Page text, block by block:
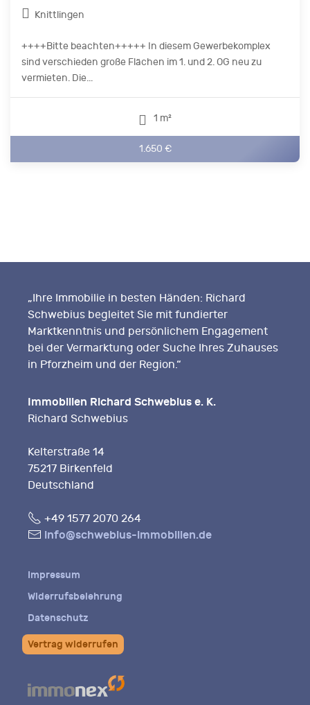
Knittlingen
++++Bitte beachten+++++ In diesem Gewerbekomplex
sind verschieden große Flächen im 1. und 2. OG neu zu
vermieten. Die...
1 m²
1.650 €
„Ihre Immobilie in besten Händen: Richard
Schwebius begleitet Sie mit fundierter
Marktkenntnis und persönlichem Engagement
bei der Vermarktung oder Suche Ihres Zuhauses
in Pforzheim und der Region.“
Immobilien Richard Schwebius e. K.
Richard Schwebius
Kelterstraße 14
75217 Birkenfeld
Deutschland
Fon+49 1577 2070 264
E- info@schwebius-immobilien.de
Impressum
Widerrufsbelehrung
Datenschutz
Vertrag widerrufen